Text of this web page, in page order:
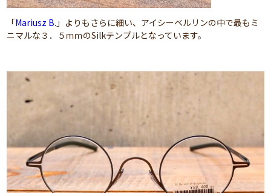
「Mariusz B. 」よりもさらに細い、アイシーベルリンの中で最もミ
ニマルな３．５ｍｍのSilkテンプルとなっています。